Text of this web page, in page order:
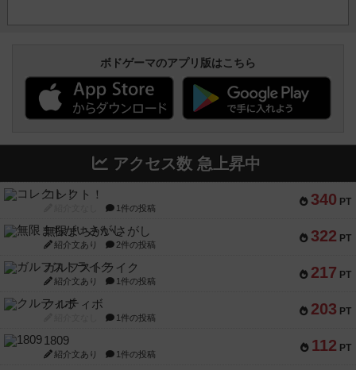
ボドゲーマのアプリ版はこちら
アクセス数 急上昇中
340 PT
コレクト！
1件の投稿
322 PT
無限まちがいさがし
紹介文あり 2件の投稿
217 PT
ガルフストライク
紹介文あり 1件の投稿
203 PT
クルティボ
1件の投稿
112 PT
1809
紹介文あり 1件の投稿